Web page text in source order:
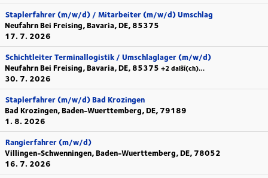
Staplerfahrer (m/w/d) / Mitarbeiter (m/w/d) Umschlag
Neufahrn Bei Freising, Bavaria, DE, 85375
17. 7. 2026
Schichtleiter Terminallogistik / Umschlaglager (m/w/d)
Neufahrn Bei Freising, Bavaria, DE, 85375 +2 další(ch)…
30. 7. 2026
Staplerfahrer (m/w/d) Bad Krozingen
Bad Krozingen, Baden-Wuerttemberg, DE, 79189
1. 8. 2026
Rangierfahrer (m/w/d)
Villingen-Schwenningen, Baden-Wuerttemberg, DE, 78052
16. 7. 2026